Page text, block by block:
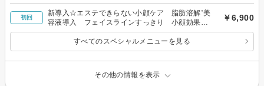
初回
新導入☆エステできらない小顔ケア 脂肪溶解⁺美
容液導入 フェイスラインすっきり 小顔効果絶
大！
￥6,900
すべてのスペシャルメニューを見る
その他の情報を表示